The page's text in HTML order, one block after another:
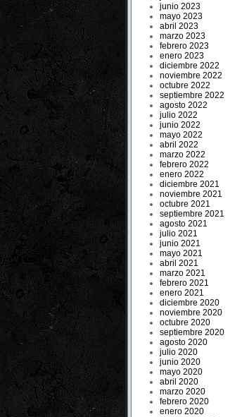
junio 2023
mayo 2023
abril 2023
marzo 2023
febrero 2023
enero 2023
diciembre 2022
noviembre 2022
octubre 2022
septiembre 2022
agosto 2022
julio 2022
junio 2022
mayo 2022
abril 2022
marzo 2022
febrero 2022
enero 2022
diciembre 2021
noviembre 2021
octubre 2021
septiembre 2021
agosto 2021
julio 2021
junio 2021
mayo 2021
abril 2021
marzo 2021
febrero 2021
enero 2021
diciembre 2020
noviembre 2020
octubre 2020
septiembre 2020
agosto 2020
julio 2020
junio 2020
mayo 2020
abril 2020
marzo 2020
febrero 2020
enero 2020